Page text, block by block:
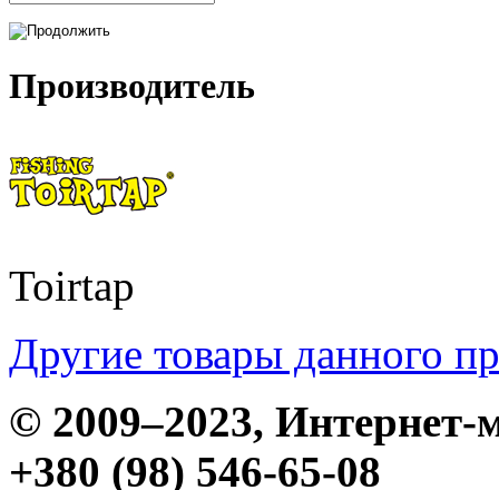
Производитель
Toirtap
Другие товары данного
© 2009–2023,
+380 (98) 546-65-08